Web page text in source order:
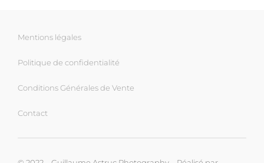
Mentions légales
Politique de confidentialité
Conditions Générales de Vente
Contact